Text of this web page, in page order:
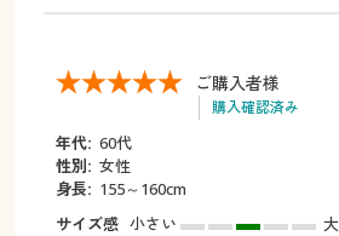
ご購入者様
購入確認済み
年代: 60代
性別: 女性
身長: 155～160cm
サイズ感 小さい